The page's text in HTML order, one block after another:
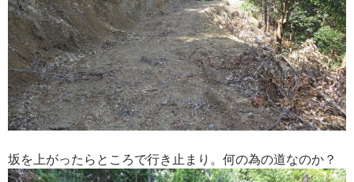
坂を上がったらところで行き止まり。何の為の道なのか？